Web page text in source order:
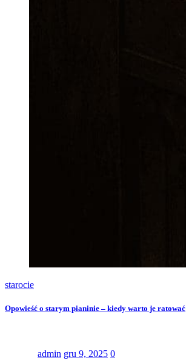
starocie
Opowieść o starym pianinie – kiedy warto je ratować
admin gru 9, 2025 0